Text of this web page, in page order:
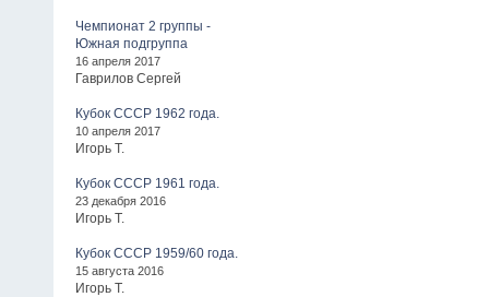
Чемпионат 2 группы -
Южная подгруппа
16 апреля 2017
Гаврилов Сергей
Кубок СССР 1962 года.
10 апреля 2017
Игорь Т.
Кубок СССР 1961 года.
23 декабря 2016
Игорь Т.
Кубок СССР 1959/60 года.
15 августа 2016
Игорь Т.